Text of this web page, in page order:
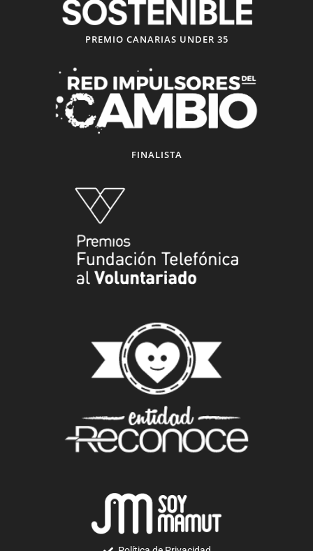
PREMIO CANARIAS UNDER 35
FINALISTA